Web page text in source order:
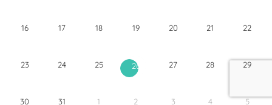
16 17 18 19 20 21 22
23 24 25 26 27 28 29
30 31 1 2 3 4 5